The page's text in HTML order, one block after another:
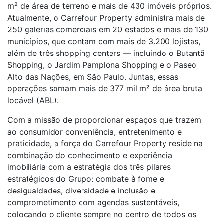
m² de área de terreno e mais de 430 imóveis próprios.
Atualmente, o Carrefour Property administra mais de
250 galerias comerciais em 20 estados e mais de 130
municípios, que contam com mais de 3.200 lojistas,
além de três shopping centers — incluindo o Butantã
Shopping, o Jardim Pamplona Shopping e o Paseo
Alto das Nações, em São Paulo. Juntas, essas
operações somam mais de 377 mil m² de área bruta
locável (ABL).
Com a missão de proporcionar espaços que trazem
ao consumidor conveniência, entretenimento e
praticidade, a força do Carrefour Property reside na
combinação do conhecimento e experiência
imobiliária com a estratégia dos três pilares
estratégicos do Grupo: combate à fome e
desigualdades, diversidade e inclusão e
comprometimento com agendas sustentáveis,
colocando o cliente sempre no centro de todos os